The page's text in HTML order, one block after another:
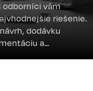
odborníci vám
riešenie.
dodávku
a